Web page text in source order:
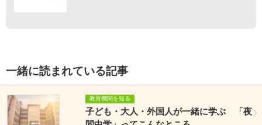
一緒に読まれている記事
教育機関を知る
子ども・大人・外国人が一緒に学ぶ 「夜